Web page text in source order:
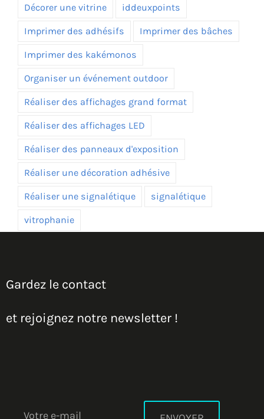
Décorer une vitrine iddeuxpoints
Imprimer des adhésifs Imprimer des bâches
Imprimer des kakémonos
Organiser un événement outdoor
Réaliser des affichages grand format
Réaliser des affichages LED
Réaliser des panneaux d'exposition
Réaliser une décoration adhésive
Réaliser une signalétique signalétique
vitrophanie
Gardez le contact
et rejoignez notre newsletter !